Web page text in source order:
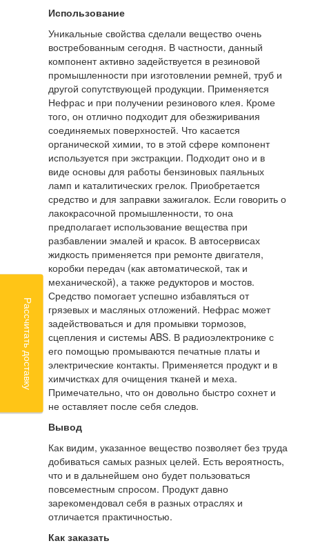
Использование
Уникальные свойства сделали вещество очень
востребованным сегодня. В частности, данный
компонент активно задействуется в резиновой
промышленности при изготовлении ремней, труб и
другой сопутствующей продукции. Применяется
Нефрас и при получении резинового клея. Кроме
того, он отлично подходит для обезжиривания
соединяемых поверхностей. Что касается
органической химии, то в этой сфере компонент
используется при экстракции. Подходит оно и в
виде основы для работы бензиновых паяльных
ламп и каталитических грелок. Приобретается
средство и для заправки зажигалок. Если говорить о
лакокрасочной промышленности, то она
предполагает использование вещества при
разбавлении эмалей и красок. В автосервисах
жидкость применяется при ремонте двигателя,
коробки передач (как автоматической, так и
механической), а также редукторов и мостов.
Средство помогает успешно избавляться от
грязевых и масляных отложений. Нефрас может
задействоваться и для промывки тормозов,
сцепления и системы ABS. В радиоэлектронике с
его помощью промываются печатные платы и
электрические контакты. Применяется продукт и в
химчистках для очищения тканей и меха.
Примечательно, что он довольно быстро сохнет и
не оставляет после себя следов.
Вывод
Как видим, указанное вещество позволяет без труда
добиваться самых разных целей. Есть вероятность,
что и в дальнейшем оно будет пользоваться
повсеместным спросом. Продукт давно
зарекомендовал себя в разных отраслях и
отличается практичностью.
Как заказать
Рассчитать доставку